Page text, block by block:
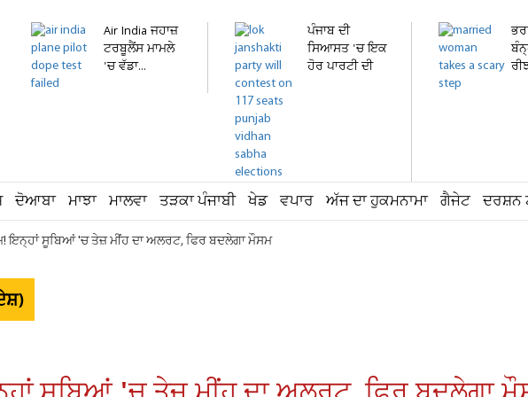
Air India ਜਹਾਜ਼
ਟਰਬੂਲੈਂਸ ਮਾਮਲੇ
'ਚ ਵੱਡਾ...
ਪੰਜਾਬ ਦੀ
ਸਿਆਸਤ 'ਚ ਇਕ
ਹੋਰ ਪਾਰਟੀ ਦੀ
ਦੋਆਬਾ ਮਾਝਾ ਮਾਲਵਾ ਤੜਕਾ ਪੰਜਾਬੀ ਖੇਡ ਵਪਾਰ ਅੱਜ ਦਾ ਹੁਕਮਨਾਮਾ ਗੈਜੇਟ ਦਰਸ਼ਨ
ਇਨ੍ਹਾਂ ਸੂਬਿਆਂ 'ਚ ਤੇਜ਼ ਮੀਂਹ ਦਾ ਅਲਰਟ, ਫਿਰ ਬਦਲੇਗਾ ਮੌਸਮ